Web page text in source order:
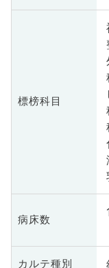
標榜科目
病床数
カルテ種別